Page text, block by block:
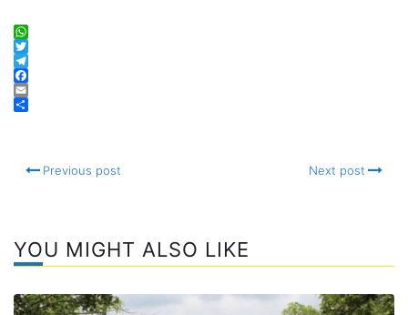
WhatsApp
Twitter
Telegram
Facebook
Email
Previous post Next post
YOU MIGHT ALSO LIKE